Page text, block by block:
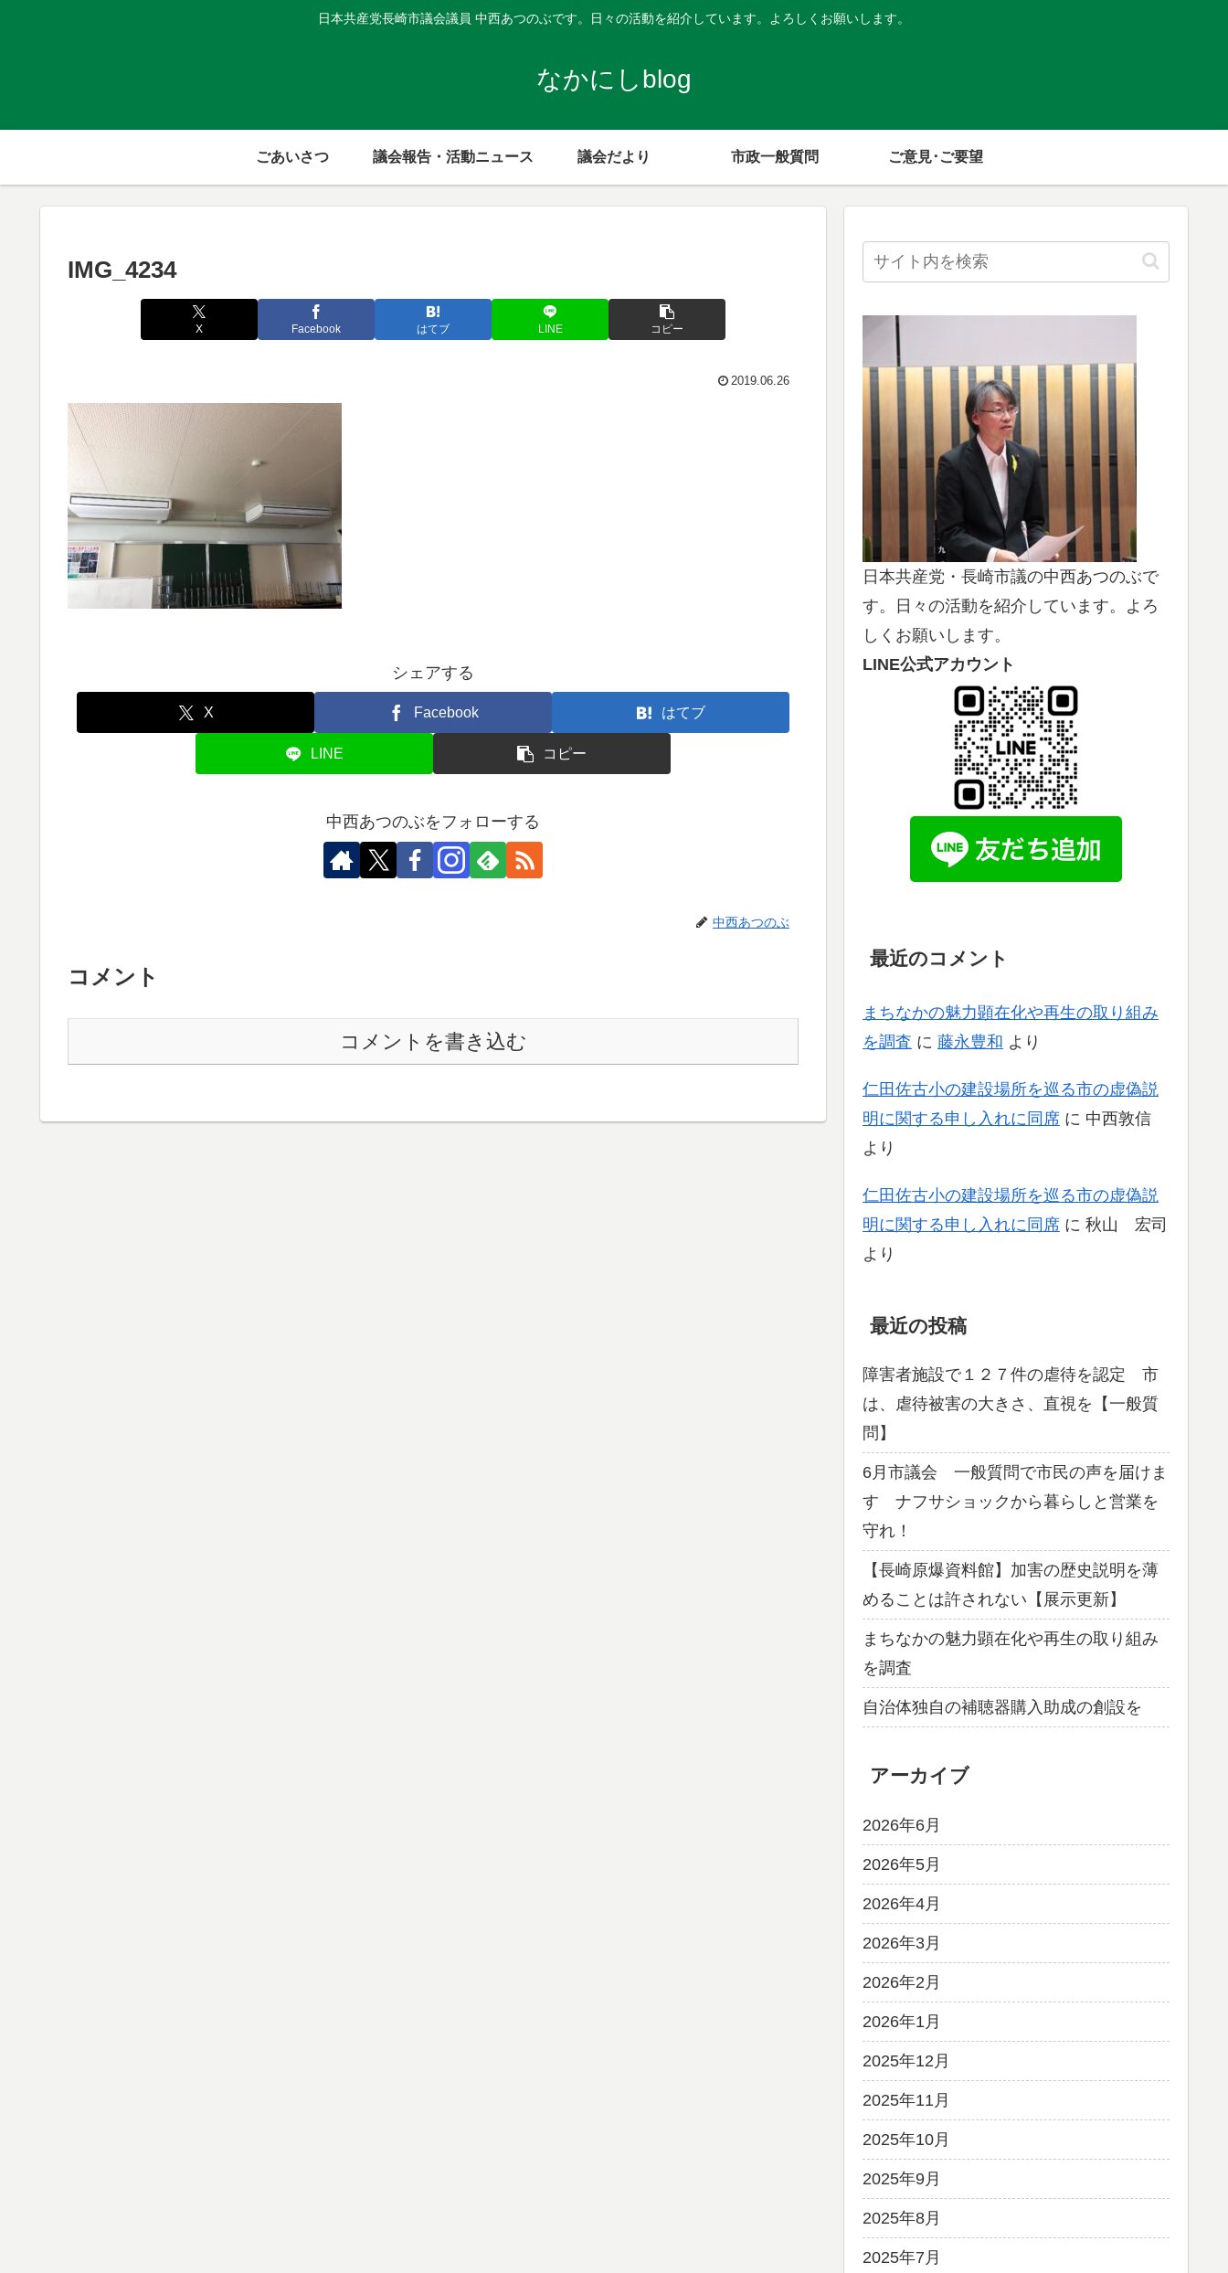
日本共産党長崎市議会議員 中西あつのぶです。日々の活動を紹介しています。よろしくお願いします。
なかにしblog
ごあいさつ 議会報告・活動ニュース 議会だより 市政一般質問 ご意見･ご要望
IMG_4234
X Facebook はてブ LINE コピー
2019.06.26
シェアする
X Facebook はてブ
LINE コピー
中西あつのぶをフォローする
中西あつのぶ
コメント
コメントを書き込む
日本共産党・長崎市議の中西あつのぶで
す。日々の活動を紹介しています。よろ
しくお願いします。
LINE公式アカウント
最近のコメント
まちなかの魅力顕在化や再生の取り組み
を調査 に 藤永豊和 より
仁田佐古小の建設場所を巡る市の虚偽説
明に関する申し入れに同席 に 中西敦信
より
仁田佐古小の建設場所を巡る市の虚偽説
明に関する申し入れに同席 に 秋山 宏司
より
最近の投稿
障害者施設で１２７件の虐待を認定 市
は、虐待被害の大きさ、直視を【一般質
問】
6月市議会 一般質問で市民の声を届けま
す ナフサショックから暮らしと営業を
守れ！
【長崎原爆資料館】加害の歴史説明を薄
めることは許されない【展示更新】
まちなかの魅力顕在化や再生の取り組み
を調査
自治体独自の補聴器購入助成の創設を
アーカイブ
2026年6月
2026年5月
2026年4月
2026年3月
2026年2月
2026年1月
2025年12月
2025年11月
2025年10月
2025年9月
2025年8月
2025年7月